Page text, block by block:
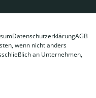
DatenschutzerklärungAGB
wenn nicht anders
an Unternehmen,